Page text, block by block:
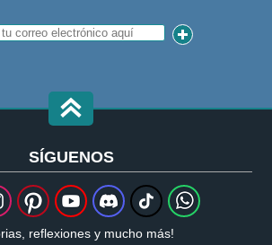
SÍGUENOS
reflexiones y mucho más!